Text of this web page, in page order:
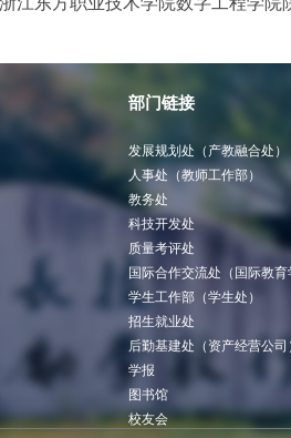
部门链接
发展规划处（产教融合处）
人事处（教师工作部）
教务处
科技开发处
质量考评处
国际合作交流处（国际教育
学生工作部（学生处）
招生就业处
后勤基建处（资产经营公司
学报
图书馆
校友会